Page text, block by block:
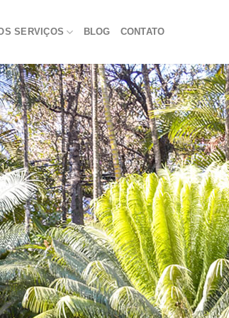
SERVIÇOS BLOG CONTATO